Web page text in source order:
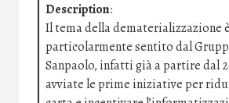
Description:
Il tema della dematerializzazione è
particolarmente sentito dal
Sanpaolo, infatti già a partire dal
avviate le prime iniziative per